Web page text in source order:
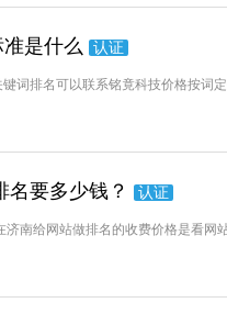
准是什么 认证
词排名可以联系铭竟科技价格按词
名要多少钱？ 认证
南给网站做排名的收费价格是看网